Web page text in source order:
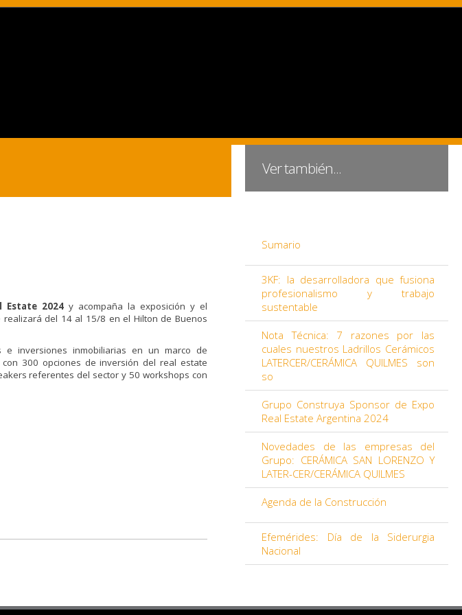
Estate 2024 y acompaña la exposición y el
del 14 al 15/8 en el Hilton de Buenos
e inversiones inmobiliarias en un marco de
300 opciones de inversión del real estate
referentes del sector y 50 workshops con
Ver también...
Sumario
3KF: la desarrolladora que fusiona
profesionalismo y trabajo
sustentable
Nota Técnica: 7 razones por las
cuales nuestros Ladrillos Cerámicos
LATERCER/CERÁMICA QUILMES son
so
Grupo Construya Sponsor de Expo
Real Estate Argentina 2024
Novedades de las empresas del
Grupo: CERÁMICA SAN LORENZO Y
LATER-CER/CERÁMICA QUILMES
Agenda de la Construcción
Efemérides: Día de la Siderurgia
Nacional